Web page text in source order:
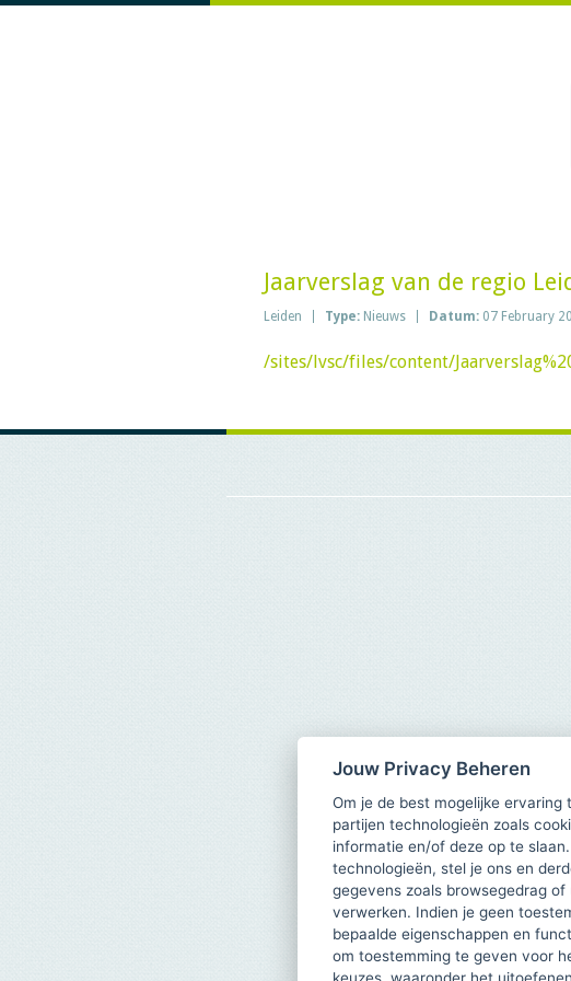
Jaarverslag van de regio
Leiden Type: Nieuws Datum: 07 February
/sites/lvsc/files/content/
Jouw Privacy Beheren
Om je de best mogelijke
partijen technologieën zoals
informatie en/of deze op te
technologieën, stel je ons en
gegevens zoals browsegedrag
verwerken. Indien je geen
bepaalde eigenschappen en
om toestemming te geven voor